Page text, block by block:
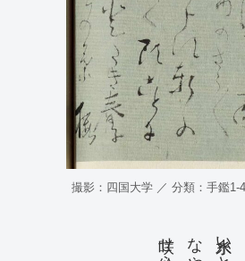
撮影：四国大学 ／ 分類：手鑑1-